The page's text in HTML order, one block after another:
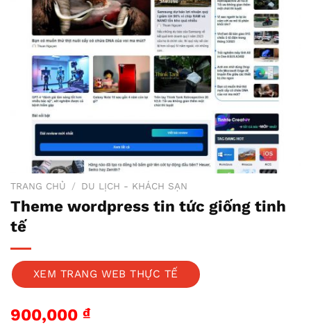
TRANG CHỦ / DU LỊCH - KHÁCH SẠN
Theme wordpress tin tức giống tinh
tế
XEM TRANG WEB THỰC TẾ
900,000 ₫